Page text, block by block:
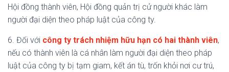
Hội đồng thành viên, Hội đồng quản trị cử người khác làm
người đại diện theo pháp luật của công ty.
6. Đối với công ty trách nhiệm hữu hạn có hai thành viên,
nếu có thành viên là cá nhân làm người đại diện theo pháp
luật của công ty bị tạm giam, kết án tù, trốn khỏi nơi cư trú,